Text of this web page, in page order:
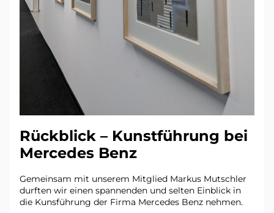
Rückblick – Kunstführung bei
Mercedes Benz
Gemeinsam mit unserem Mitglied Markus Mutschler
durften wir einen spannenden und selten Einblick in
die Kunsführung der Firma Mercedes Benz nehmen.